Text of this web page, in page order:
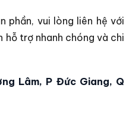
phần, vui lòng liên hệ với
hỗ trợ nhanh chóng và chi
Lâm, P Đức Giang, Q